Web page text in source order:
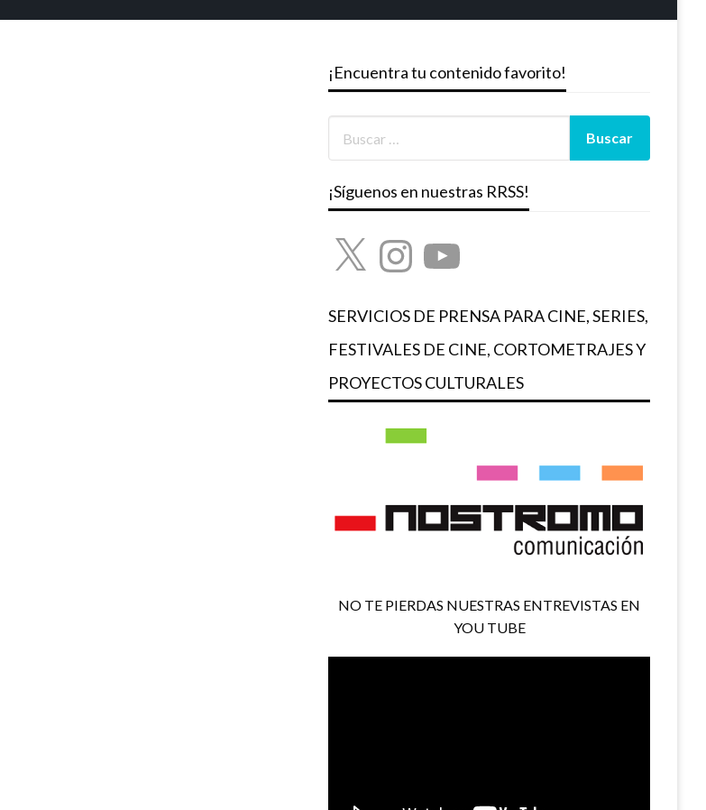
¡Encuentra tu contenido favorito!
¡Síguenos en nuestras RRSS!
X InstagramYouTube
SERVICIOS DE PRENSA PARA CINE, SERIES,
FESTIVALES DE CINE, CORTOMETRAJES Y
PROYECTOS CULTURALES
NO TE PIERDAS NUESTRAS ENTREVISTAS EN
YOU TUBE